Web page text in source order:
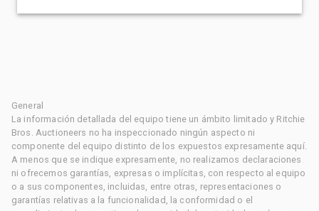
General
La información detallada del equipo tiene un ámbito limitado y Ritchie
Bros. Auctioneers no ha inspeccionado ningún aspecto ni
componente del equipo distinto de los expuestos expresamente aquí.
A menos que se indique expresamente, no realizamos declaraciones
ni ofrecemos garantías, expresas o implícitas, con respecto al equipo
o a sus componentes, incluidas, entre otras, representaciones o
garantías relativas a la funcionalidad, la conformidad o el